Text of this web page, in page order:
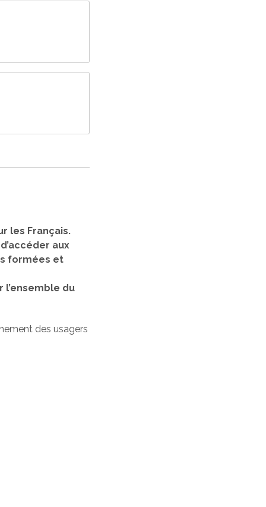
les Français.
aux
formées et
du
des usagers